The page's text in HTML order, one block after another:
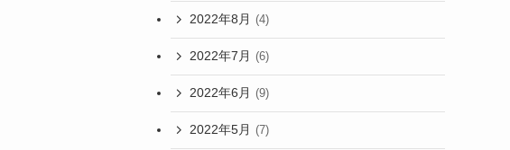
2022年8月 (4)
2022年7月 (6)
2022年6月 (9)
2022年5月 (7)